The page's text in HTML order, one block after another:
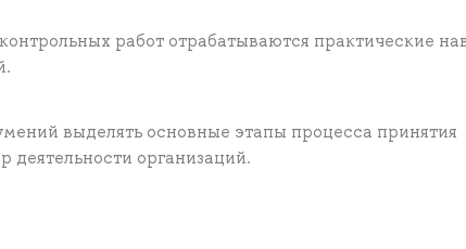
работ отрабатываются практические
выделять основные этапы процесса принятия
организаций.